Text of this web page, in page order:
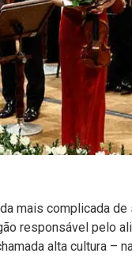
mais complicada de
responsável pelo
alta cultura –